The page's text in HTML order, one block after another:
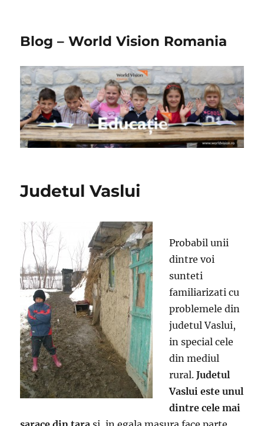
Blog – World Vision Romania
Judetul Vaslui
Probabil unii
dintre voi
sunteti
familiarizati cu
problemele din
judetul Vaslui,
in special cele
din mediul
rural.Judetul
Vaslui este unul
dintre cele mai